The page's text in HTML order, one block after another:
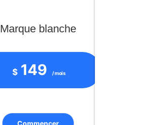
Marque blanche
$ 149 / mois
Commencer